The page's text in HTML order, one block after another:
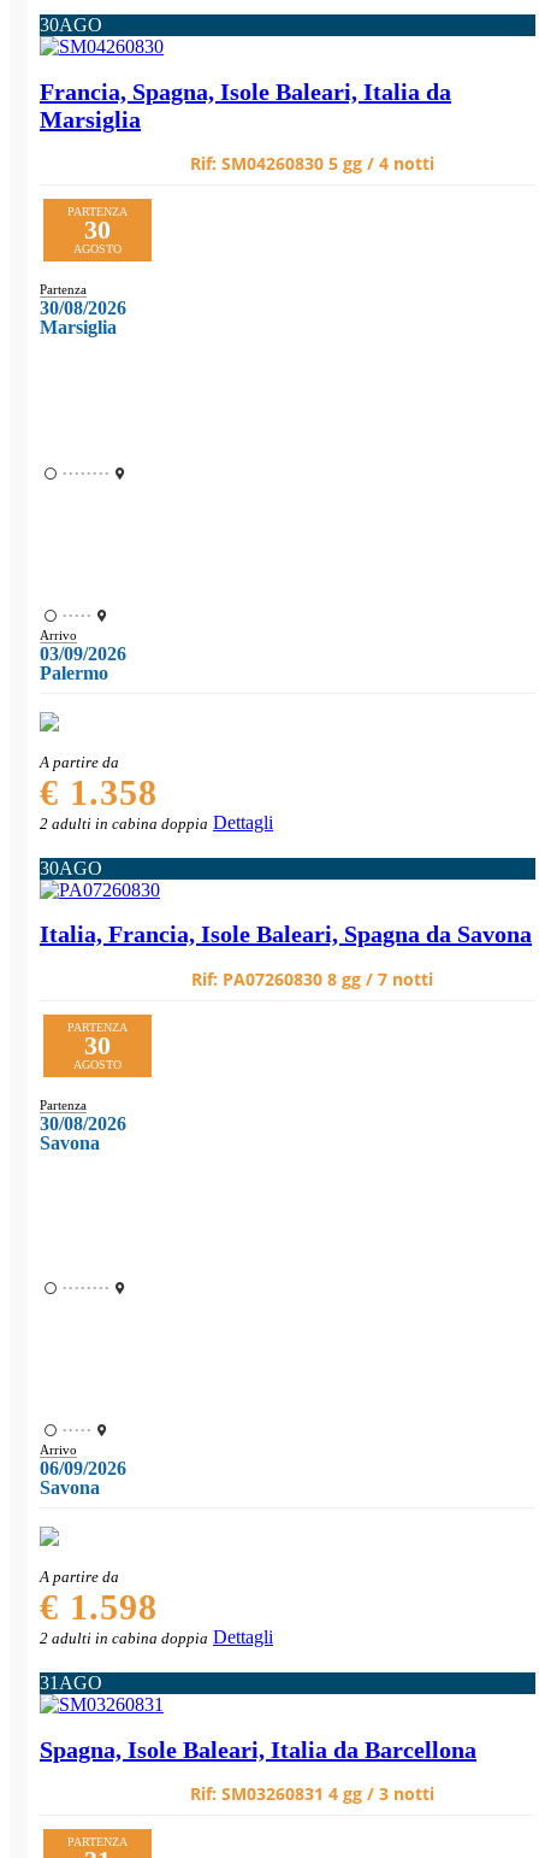
30AGO
Francia, Spagna, Isole Baleari, Italia da
Marsiglia
Rif: SM04260830 5 gg / 4 notti
PARTENZA
30
AGOSTO
Partenza
30/08/2026
Marsiglia
••••••••
•••••
Arrivo
03/09/2026
Palermo
A partire da
€ 1.358
2 adulti in cabina doppia Dettagli
30AGO
Italia, Francia, Isole Baleari, Spagna da Savona
Rif: PA07260830 8 gg / 7 notti
PARTENZA
30
AGOSTO
Partenza
30/08/2026
Savona
••••••••
•••••
Arrivo
06/09/2026
Savona
A partire da
€ 1.598
2 adulti in cabina doppia Dettagli
31 AGO
Spagna, Isole Baleari, Italia da Barcellona
Rif: SM03260831 4 gg / 3 notti
PARTENZA